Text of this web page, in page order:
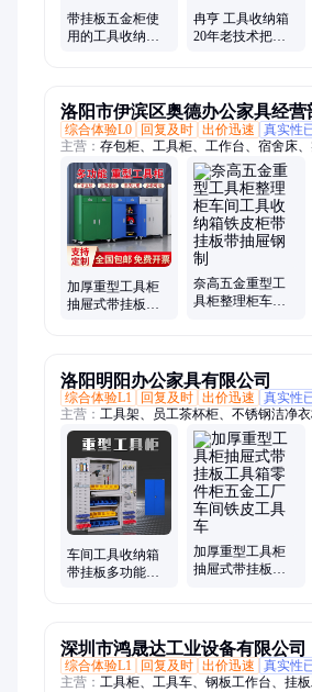
带挂板五金柜使
用的工具收纳箱
冉亨 工具收纳箱
20年老技术把关
洛阳市伊滨区奥德办公家具经营
综合体验L0
回复及时 出价迅速 真实性
主营： 存包柜、工具柜、工作台、宿舍床
架、不锈钢货架、药品柜、文件柜、书架
锈钢柜、上下铺铁架床、物流托盘、更衣
制式营具
加厚重型工具柜
抽屉式带挂板工
奈高五金重型工
具柜整理柜车间
洛阳明阳办公家具有限公司
综合体验L1
回复及时 出价迅速 真实性
主营： 工具架、员工茶杯柜、不锈钢洁净
箱、双面移动置物架、手机存放充电柜、
架、铁架床、防静电工作台、公寓床
车间工具收纳箱
带挂板多功能零
加厚重型工具柜
抽屉式带挂板工
深圳市鸿晟达工业设备有限公司
综合体验L1
回复及时 出价迅速 真实性
主营： 工具柜、工具车、钢板工作台、挂